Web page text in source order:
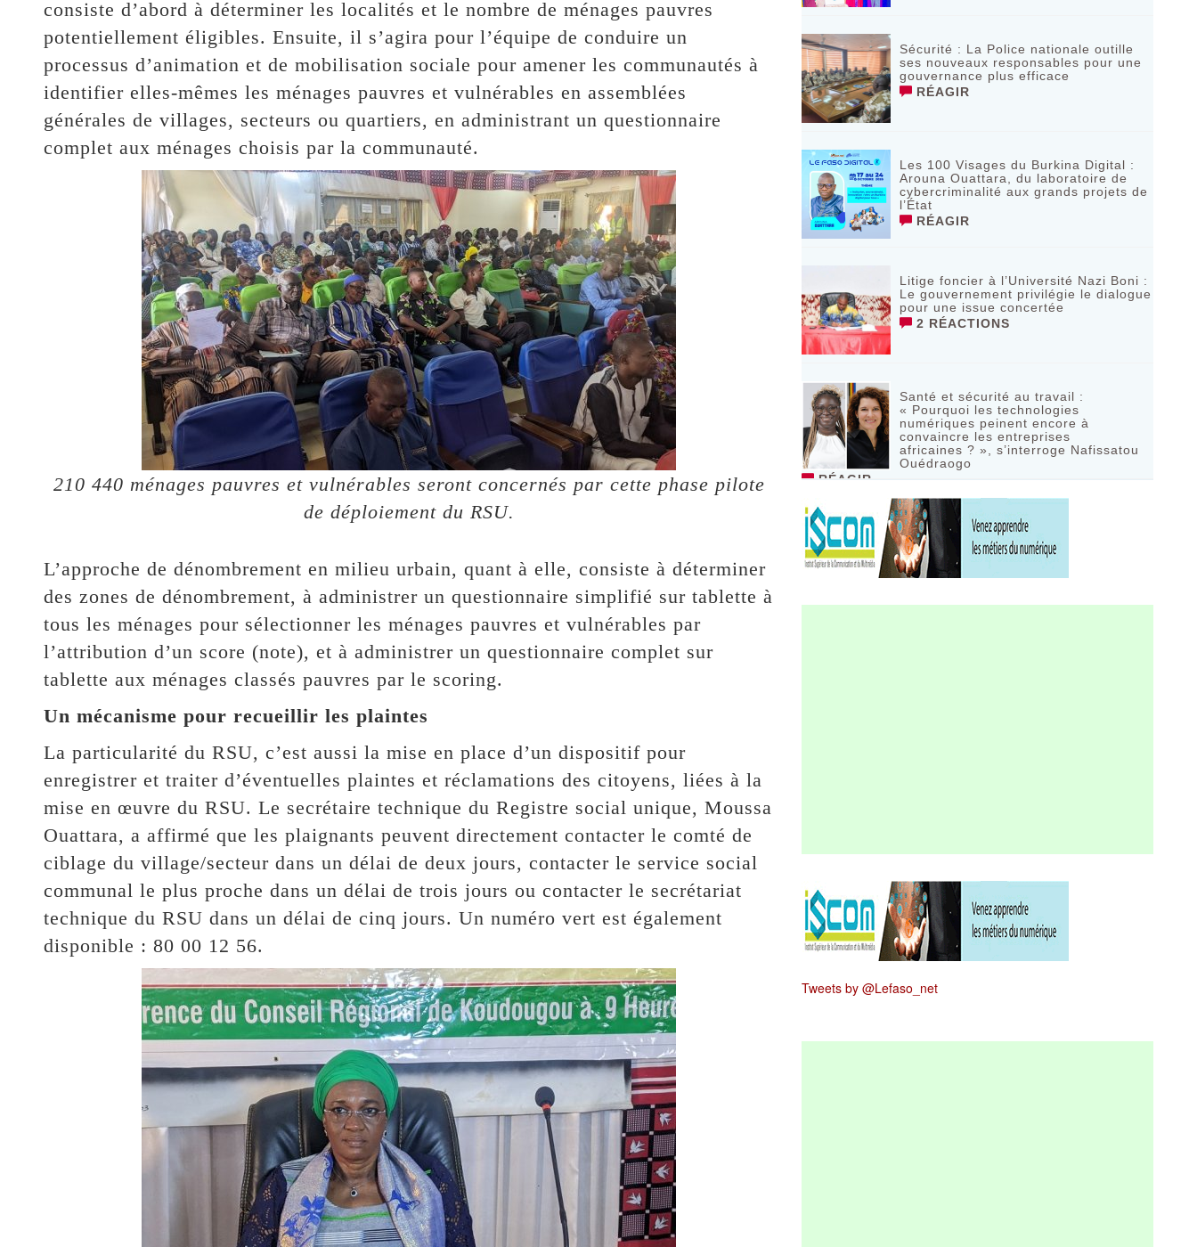
consiste d’abord à déterminer les localités et le nombre de ménages pauvres
potentiellement éligibles. Ensuite, il s’agira pour l’équipe de conduire un
processus d’animation et de mobilisation sociale pour amener les communautés à
identifier elles-mêmes les ménages pauvres et vulnérables en assemblées
générales de villages, secteurs ou quartiers, en administrant un questionnaire
complet aux ménages choisis par la communauté.
210 440 ménages pauvres et vulnérables seront concernés par cette phase pilote
de déploiement du RSU.
L’approche de dénombrement en milieu urbain, quant à elle, consiste à déterminer
des zones de dénombrement, à administrer un questionnaire simplifié sur tablette à
tous les ménages pour sélectionner les ménages pauvres et vulnérables par
l’attribution d’un score (note), et à administrer un questionnaire complet sur
tablette aux ménages classés pauvres par le scoring.
Un mécanisme pour recueillir les plaintes
La particularité du RSU, c’est aussi la mise en place d’un dispositif pour
enregistrer et traiter d’éventuelles plaintes et réclamations des citoyens, liées à la
mise en œuvre du RSU. Le secrétaire technique du Registre social unique, Moussa
Ouattara, a affirmé que les plaignants peuvent directement contacter le comté de
ciblage du village/secteur dans un délai de deux jours, contacter le service social
communal le plus proche dans un délai de trois jours ou contacter le secrétariat
technique du RSU dans un délai de cinq jours. Un numéro vert est également
disponible : 80 00 12 56.
Sécurité : La Police nationale outille
ses nouveaux responsables pour une
gouvernance plus efficace
RÉAGIR
Les 100 Visages du Burkina Digital :
Arouna Ouattara, du laboratoire de
cybercriminalité aux grands projets de
l’État
RÉAGIR
Litige foncier à l’Université Nazi Boni :
Le gouvernement privilégie le dialogue
pour une issue concertée
2 RÉACTIONS
Santé et sécurité au travail :
« Pourquoi les technologies
numériques peinent encore à
convaincre les entreprises
africaines ? », s’interroge Nafissatou
Ouédraogo
RÉAGIR
Tweets by @Lefaso_net